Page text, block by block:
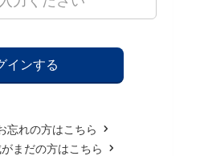
忘れの方はこちら
まだの方はこちら